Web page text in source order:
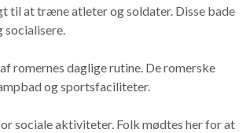
til at træne atleter og soldater. Disse bade
socialisere.
romernes daglige rutine. De romerske
og sportsfaciliteter.
sociale aktiviteter. Folk mødtes her for at